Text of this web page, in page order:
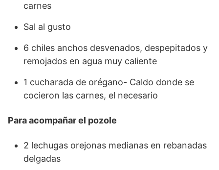
carnes
Sal al gusto
6 chiles anchos desvenados, despepitados y
remojados en agua muy caliente
1 cucharada de orégano- Caldo donde se
cocieron las carnes, el necesario
Para acompañar el pozole
2 lechugas orejonas medianas en rebanadas
delgadas